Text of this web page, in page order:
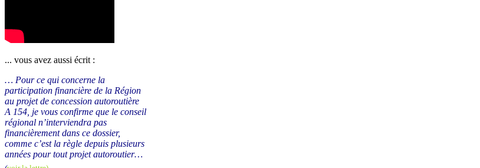
... vous avez aussi écrit :
… Pour ce qui concerne la
participation financière de la Région
au projet de concession autoroutière
A 154, je vous confirme que le conseil
régional n’interviendra pas
financièrement dans ce dossier,
comme c’est la règle depuis plusieurs
années pour tout projet autoroutier…